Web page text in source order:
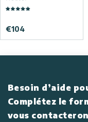
€104
Besoin d’aide
Complétez le
vous